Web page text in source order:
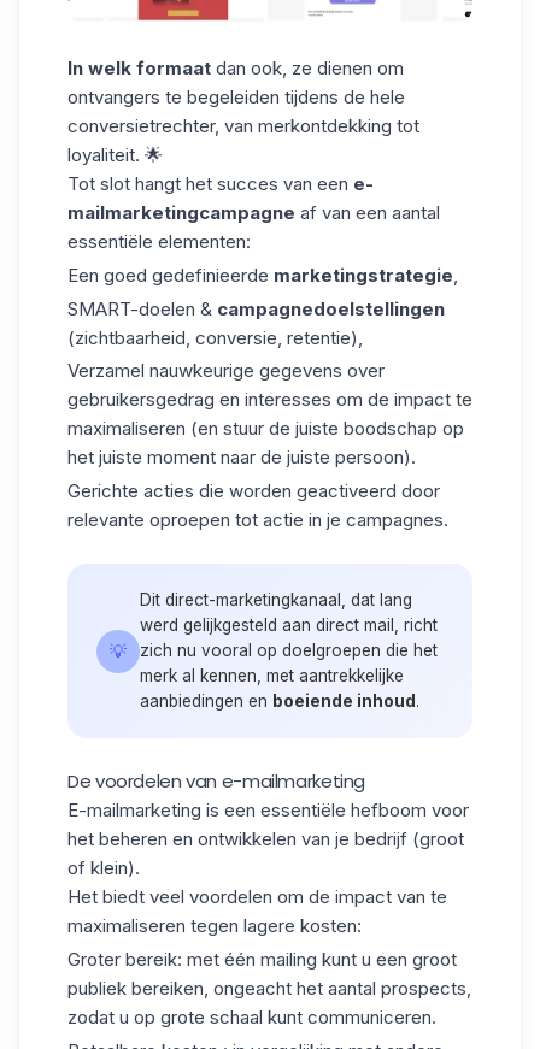
In welk formaat dan ook, ze dienen om
ontvangers te begeleiden tijdens de hele
conversietrechter, van merkontdekking tot
loyaliteit. 🌟
Tot slot hangt het succes van een e-
mailmarketingcampagne af van een aantal
essentiële elementen:
Een goed gedefinieerde marketingstrategie,
SMART-doelen & campagnedoelstellingen
(zichtbaarheid, conversie, retentie),
Verzamel nauwkeurige gegevens over
gebruikersgedrag en interesses om de impact te
maximaliseren (en stuur de juiste boodschap op
het juiste moment naar de juiste persoon).
Gerichte acties die worden geactiveerd door
relevante oproepen tot actie in je campagnes.
💡
Dit direct-marketingkanaal, dat lang
werd gelijkgesteld aan direct mail, richt
zich nu vooral op doelgroepen die het
merk al kennen, met aantrekkelijke
aanbiedingen en boeiende inhoud .
De voordelen van e-mailmarketing
E-mailmarketing is een essentiële hefboom voor
het beheren en ontwikkelen van je bedrijf (groot
of klein).
Het biedt veel voordelen om de impact van te
maximaliseren tegen lagere kosten:
Groter bereik: met één mailing kunt u een groot
publiek bereiken, ongeacht het aantal prospects,
zodat u op grote schaal kunt communiceren.